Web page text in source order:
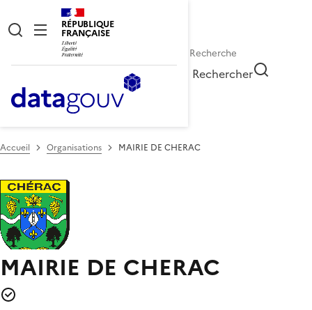
RÉPUBLIQUE
FRANÇAISE
Rechercher
Accueil Organisations MAIRIE DE CHERAC
MAIRIE DE CHERAC